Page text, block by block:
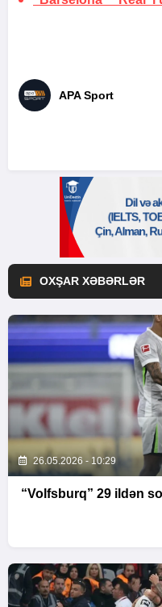
APA Sport
OXŞAR XƏBƏRLƏR
26.05.2026 - 10:29
“Volfsburq” 29 ildən